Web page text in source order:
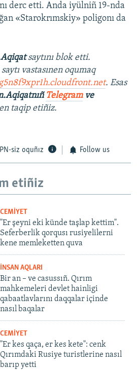
derc etti. Anda iyülniñ 19-nda
«Starokrımskiy» poligonı da
saytını blok etti.
vastasınen oqumaq
. Esas
Telegramve
taqip etiñiz.
siz oquñız Follow us
etiñiz
CEMİYET
"Er şeyni eki künde taşlap kettim".
Seferberlik qorqusı rusiyelilerni
kene memleketten quva
İNSAN AQLARI
Bir an – ve casussıñ. Qırım
mahkemeleri devlet hainligi
qabaatlavlarını daqqalar içinde
nasıl baqalar
CEMİYET
"Er kes qaça, er kes kete": cenk
Qırımdaki Rusiye turistlerine nasıl
barıp yetti